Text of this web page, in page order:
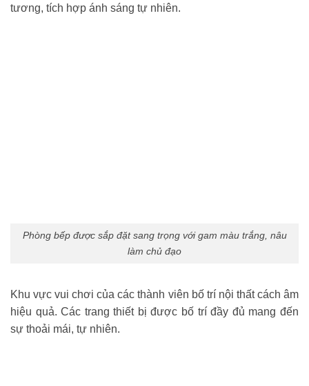
tương, tích hợp ánh sáng tự nhiên.
Phòng bếp được sắp đặt sang trọng với gam màu trắng, nâu
làm chủ đạo
Khu vực vui chơi của các thành viên bố trí nội thất cách âm
hiệu quả. Các trang thiết bị được bố trí đầy đủ mang đến
sự thoải mái, tự nhiên.